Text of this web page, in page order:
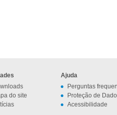
do site
Ajuda
Perguntas
Proteção de
Acessibilidade